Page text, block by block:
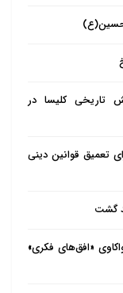
کنید، به شما
به این شهر
شهر معتدل‌تر
و تعداد
‌کند.
قیمت
استانبول به
حسین(ع)
تاریخی کلیسا در
تعمیق قوانین دینی
گشت
«افق‌های فکری»